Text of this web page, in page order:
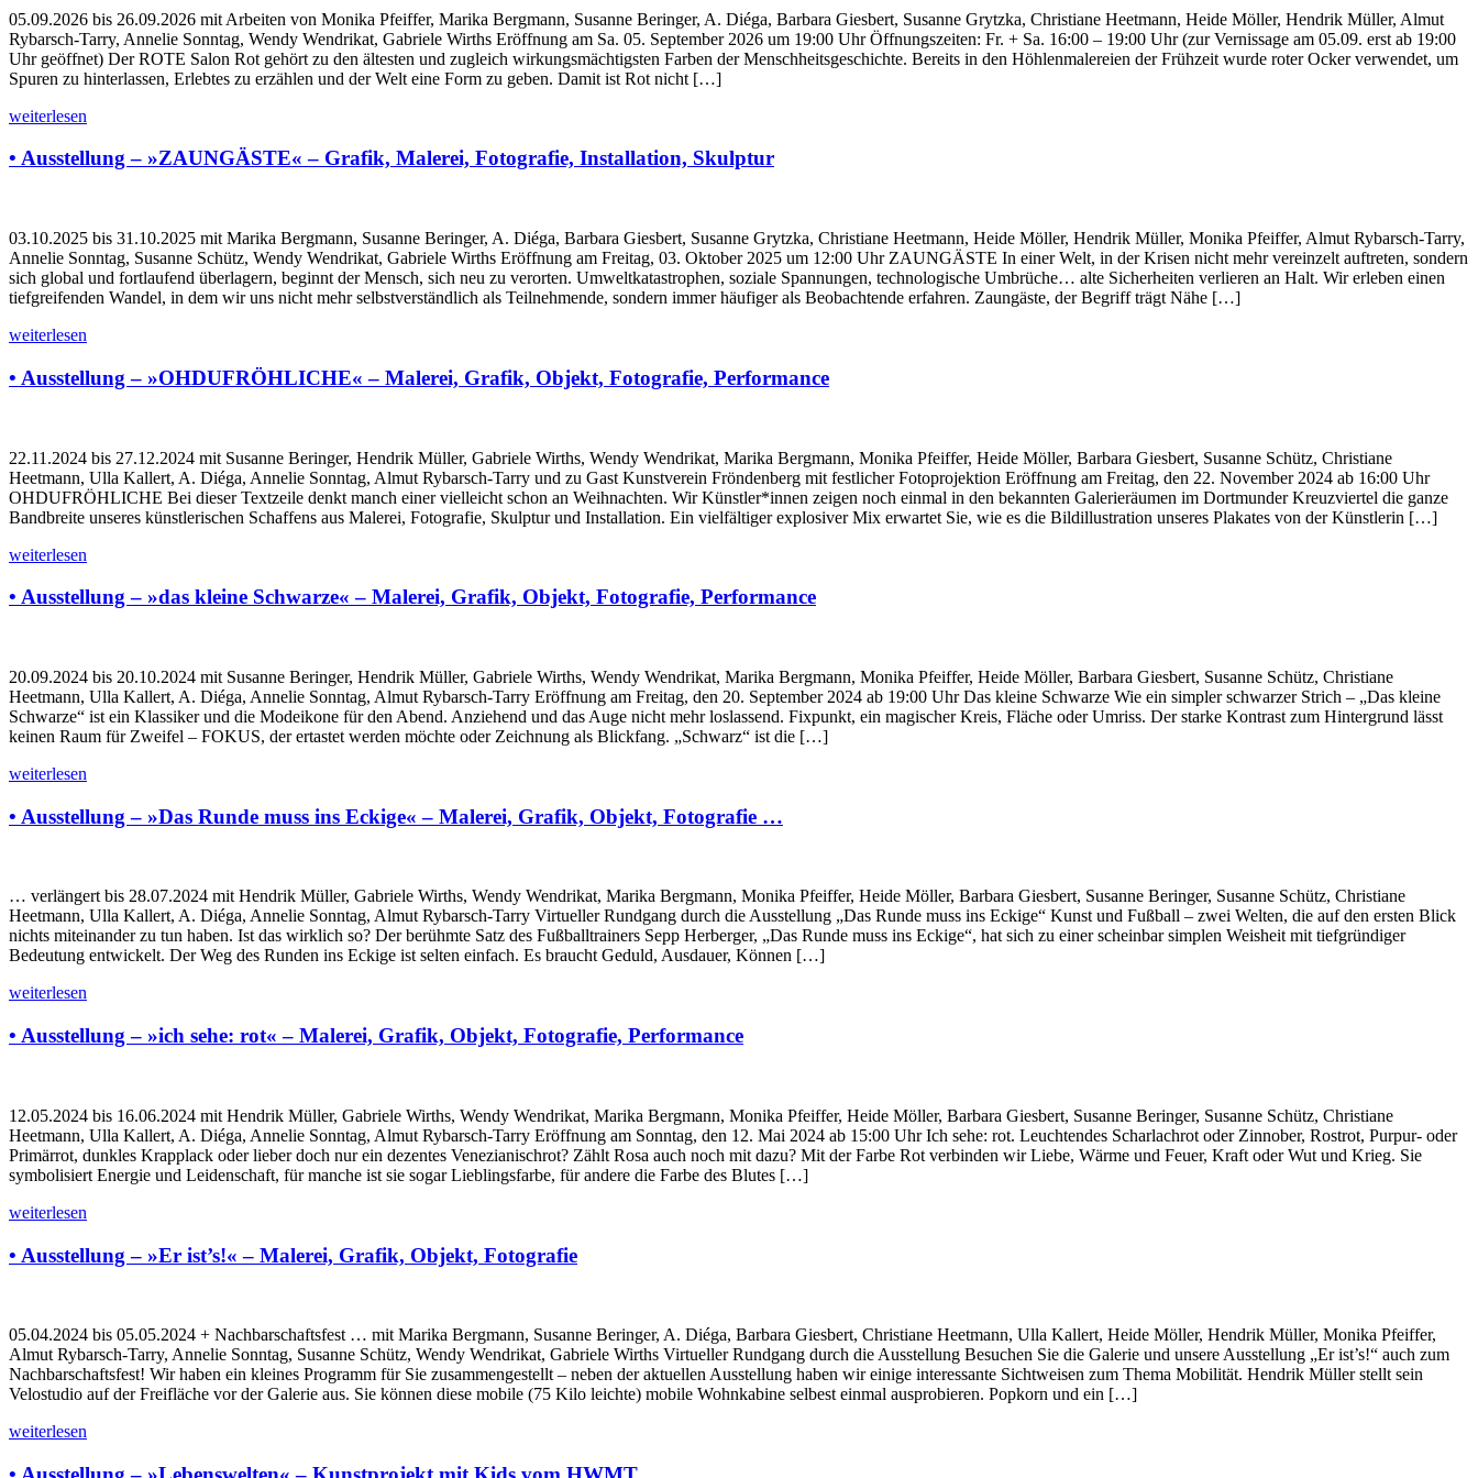
05.09.2026 bis 26.09.2026 mit Arbeiten von Monika Pfeiffer, Marika Bergmann, Susanne Beringer, A. Diéga, Barbara Giesbert, Susanne Grytzka, Christiane Heetmann, Heide Möller, Hendrik Müller, Almut
Rybarsch-Tarry, Annelie Sonntag, Wendy Wendrikat, Gabriele Wirths Eröffnung am Sa. 05. September 2026 um 19:00 Uhr Öffnungszeiten: Fr. + Sa. 16:00 – 19:00 Uhr (zur Vernissage am 05.09. erst ab 19:00
Uhr geöffnet) Der ROTE Salon Rot gehört zu den ältesten und zugleich wirkungsmächtigsten Farben der Menschheitsgeschichte. Bereits in den Höhlenmalereien der Frühzeit wurde roter Ocker verwendet, um
Spuren zu hinterlassen, Erlebtes zu erzählen und der Welt eine Form zu geben. Damit ist Rot nicht […]
weiterlesen
• Ausstellung – »ZAUNGÄSTE« – Grafik, Malerei, Fotografie, Installation, Skulptur
03.10.2025 bis 31.10.2025 mit Marika Bergmann, Susanne Beringer, A. Diéga, Barbara Giesbert, Susanne Grytzka, Christiane Heetmann, Heide Möller, Hendrik Müller, Monika Pfeiffer, Almut Rybarsch-Tarry,
Annelie Sonntag, Susanne Schütz, Wendy Wendrikat, Gabriele Wirths Eröffnung am Freitag, 03. Oktober 2025 um 12:00 Uhr ZAUNGÄSTE In einer Welt, in der Krisen nicht mehr vereinzelt auftreten, sondern
sich global und fortlaufend überlagern, beginnt der Mensch, sich neu zu verorten. Umweltkatastrophen, soziale Spannungen, technologische Umbrüche… alte Sicherheiten verlieren an Halt. Wir erleben einen
tiefgreifenden Wandel, in dem wir uns nicht mehr selbstverständlich als Teilnehmende, sondern immer häufiger als Beobachtende erfahren. Zaungäste, der Begriff trägt Nähe […]
weiterlesen
• Ausstellung – »OHDUFRÖHLICHE« – Malerei, Grafik, Objekt, Fotografie, Performance
22.11.2024 bis 27.12.2024 mit Susanne Beringer, Hendrik Müller, Gabriele Wirths, Wendy Wendrikat, Marika Bergmann, Monika Pfeiffer, Heide Möller, Barbara Giesbert, Susanne Schütz, Christiane
Heetmann, Ulla Kallert, A. Diéga, Annelie Sonntag, Almut Rybarsch-Tarry und zu Gast Kunstverein Fröndenberg mit festlicher Fotoprojektion Eröffnung am Freitag, den 22. November 2024 ab 16:00 Uhr
OHDUFRÖHLICHE Bei dieser Textzeile denkt manch einer vielleicht schon an Weihnachten. Wir Künstler*innen zeigen noch einmal in den bekannten Galerieräumen im Dortmunder Kreuzviertel die ganze
Bandbreite unseres künstlerischen Schaffens aus Malerei, Fotografie, Skulptur und Installation. Ein vielfältiger explosiver Mix erwartet Sie, wie es die Bildillustration unseres Plakates von der Künstlerin […]
weiterlesen
• Ausstellung – »das kleine Schwarze« – Malerei, Grafik, Objekt, Fotografie, Performance
20.09.2024 bis 20.10.2024 mit Susanne Beringer, Hendrik Müller, Gabriele Wirths, Wendy Wendrikat, Marika Bergmann, Monika Pfeiffer, Heide Möller, Barbara Giesbert, Susanne Schütz, Christiane
Heetmann, Ulla Kallert, A. Diéga, Annelie Sonntag, Almut Rybarsch-Tarry Eröffnung am Freitag, den 20. September 2024 ab 19:00 Uhr Das kleine Schwarze Wie ein simpler schwarzer Strich – „Das kleine
Schwarze“ ist ein Klassiker und die Modeikone für den Abend. Anziehend und das Auge nicht mehr loslassend. Fixpunkt, ein magischer Kreis, Fläche oder Umriss. Der starke Kontrast zum Hintergrund lässt
keinen Raum für Zweifel – FOKUS, der ertastet werden möchte oder Zeichnung als Blickfang. „Schwarz“ ist die […]
weiterlesen
• Ausstellung – »Das Runde muss ins Eckige« – Malerei, Grafik, Objekt, Fotografie …
… verlängert bis 28.07.2024 mit Hendrik Müller, Gabriele Wirths, Wendy Wendrikat, Marika Bergmann, Monika Pfeiffer, Heide Möller, Barbara Giesbert, Susanne Beringer, Susanne Schütz, Christiane
Heetmann, Ulla Kallert, A. Diéga, Annelie Sonntag, Almut Rybarsch-Tarry Virtueller Rundgang durch die Ausstellung „Das Runde muss ins Eckige“ Kunst und Fußball – zwei Welten, die auf den ersten Blick
nichts miteinander zu tun haben. Ist das wirklich so? Der berühmte Satz des Fußballtrainers Sepp Herberger, „Das Runde muss ins Eckige“, hat sich zu einer scheinbar simplen Weisheit mit tiefgründiger
Bedeutung entwickelt. Der Weg des Runden ins Eckige ist selten einfach. Es braucht Geduld, Ausdauer, Können […]
weiterlesen
• Ausstellung – »ich sehe: rot« – Malerei, Grafik, Objekt, Fotografie, Performance
12.05.2024 bis 16.06.2024 mit Hendrik Müller, Gabriele Wirths, Wendy Wendrikat, Marika Bergmann, Monika Pfeiffer, Heide Möller, Barbara Giesbert, Susanne Beringer, Susanne Schütz, Christiane
Heetmann, Ulla Kallert, A. Diéga, Annelie Sonntag, Almut Rybarsch-Tarry Eröffnung am Sonntag, den 12. Mai 2024 ab 15:00 Uhr Ich sehe: rot. Leuchtendes Scharlachrot oder Zinnober, Rostrot, Purpur- oder
Primärrot, dunkles Krapplack oder lieber doch nur ein dezentes Venezianischrot? Zählt Rosa auch noch mit dazu? Mit der Farbe Rot verbinden wir Liebe, Wärme und Feuer, Kraft oder Wut und Krieg. Sie
symbolisiert Energie und Leidenschaft, für manche ist sie sogar Lieblingsfarbe, für andere die Farbe des Blutes […]
weiterlesen
• Ausstellung – »Er ist’s!« – Malerei, Grafik, Objekt, Fotografie
05.04.2024 bis 05.05.2024 + Nachbarschaftsfest … mit Marika Bergmann, Susanne Beringer, A. Diéga, Barbara Giesbert, Christiane Heetmann, Ulla Kallert, Heide Möller, Hendrik Müller, Monika Pfeiffer,
Almut Rybarsch-Tarry, Annelie Sonntag, Susanne Schütz, Wendy Wendrikat, Gabriele Wirths Virtueller Rundgang durch die Ausstellung Besuchen Sie die Galerie und unsere Ausstellung „Er ist’s!“ auch zum
Nachbarschaftsfest! Wir haben ein kleines Programm für Sie zusammengestellt – neben der aktuellen Ausstellung haben wir einige interessante Sichtweisen zum Thema Mobilität. Hendrik Müller stellt sein
Velostudio auf der Freifläche vor der Galerie aus. Sie können diese mobile (75 Kilo leichte) mobile Wohnkabine selbest einmal ausprobieren. Popkorn und ein […]
weiterlesen